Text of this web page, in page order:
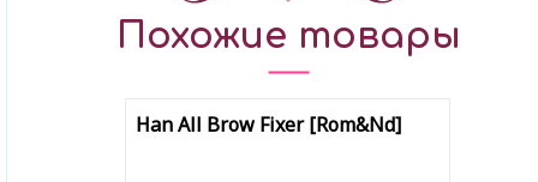
Похожие товары
Han All Brow Fixer [Rom&Nd]